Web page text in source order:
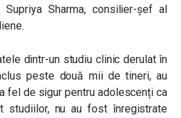
Supriya Sharma, consilier-șef al
dintr-un studiu clinic derulat în
peste două mii de tineri, au
fel de sigur pentru adolescenți ca
studiilor, nu au fost înregistrate